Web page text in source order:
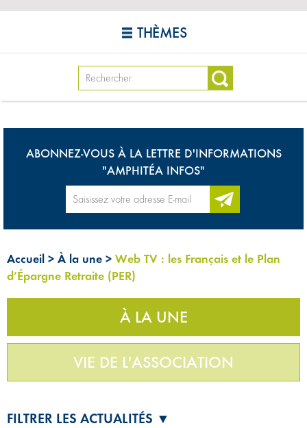
THÈMES
ABONNEZ-VOUS À LA LETTRE D'INFORMATIONS
"AMPHITÉA INFOS"
Accueil > À la une > Web TV : les Français et le Plan
d’Épargne Retraite (PER)
À LA UNE
VIE DE L'ASSOCIATION
FILTRER LES ACTUALITÉS ▼